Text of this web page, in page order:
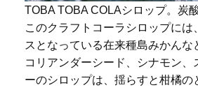
TOBA TOBA COLAシロップ。炭
このクラフトコーラシロップに
スとなっている在来種島みかん
コリアンダーシード、シナモン
ーのシロップは、揺らすと柑橘